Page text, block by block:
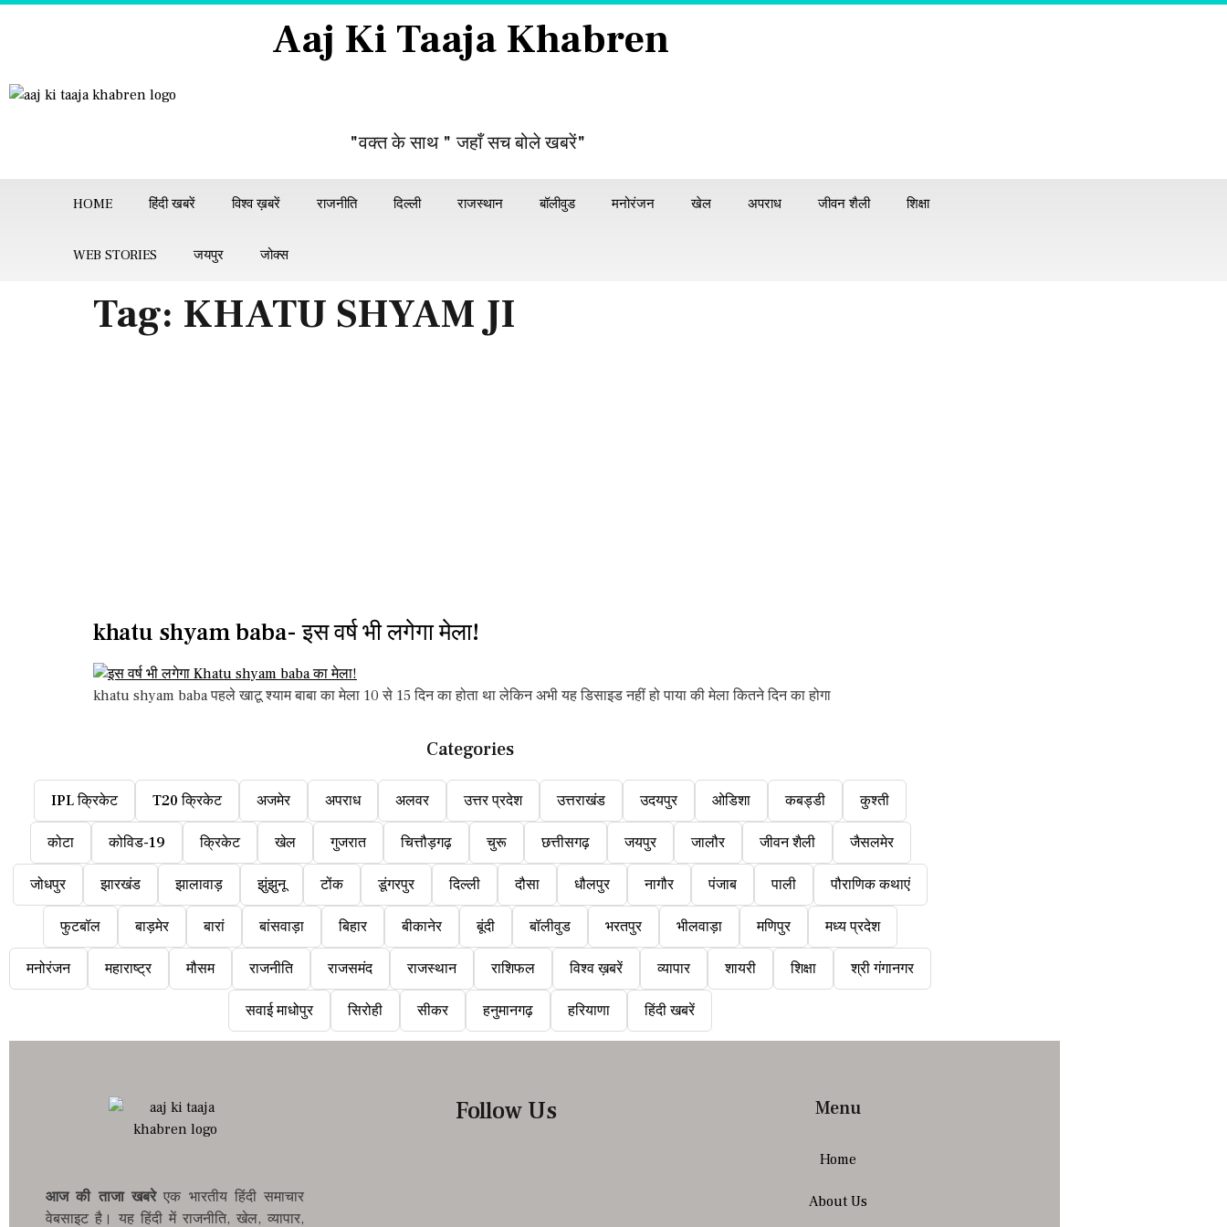
Aaj Ki Taaja Khabren
"वक्त के साथ " जहाँ सच बोले खबरें"
HOME हिंदी खबरें विश्व ख़बरें राजनीति दिल्ली राजस्थान बॉलीवुड मनोरंजन खेल अपराध जीवन शैली शिक्षा
WEB STORIES जयपुर जोक्स
Tag: KHATU SHYAM JI
khatu shyam baba- इस वर्ष भी लगेगा मेला!
khatu shyam baba पहले खाटू श्याम बाबा का मेला 10 से 15 दिन का होता था लेकिन अभी यह डिसाइड नहीं हो पाया की मेला कितने दिन का होगा
Categories
IPL क्रिकेट T20 क्रिकेट अजमेर अपराध अलवर उत्तर प्रदेश उत्तराखंड उदयपुर ओडिशा कबड्डी कुश्ती
कोटा कोविड-19 क्रिकेट खेल गुजरात चित्तौड़गढ़ चुरू छत्तीसगढ़ जयपुर जालौर जीवन शैली जैसलमेर
जोधपुर झारखंड झालावाड़ झुंझुनू टोंक डूंगरपुर दिल्ली दौसा धौलपुर नागौर पंजाब पाली पौराणिक कथाएं
फुटबॉल बाड़मेर बारां बांसवाड़ा बिहार बीकानेर बूंदी बॉलीवुड भरतपुर भीलवाड़ा मणिपुर मध्य प्रदेश
मनोरंजन महाराष्ट्र मौसम राजनीति राजसमंद राजस्थान राशिफल विश्व ख़बरें व्यापार शायरी शिक्षा श्री गंगानगर
सवाई माधोपुर सिरोही सीकर हनुमानगढ़ हरियाणा हिंदी खबरें
आज की ताजा खबरेएक भारतीय हिंदी समाचार
वेबसाइट है। यह हिंदी में राजनीति, खेल, व्यापार,
Follow Us Menu
Home
About Us